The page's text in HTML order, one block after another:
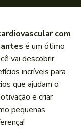
com
é um ótimo
vai descobrir
incríveis para
que ajudam o
e criar
pequenas